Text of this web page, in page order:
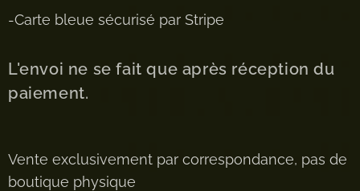
-Carte bleue sécurisé par Stripe
L'envoi ne se fait que après réception du
paiement.
Vente exclusivement par correspondance, pas de
boutique physique